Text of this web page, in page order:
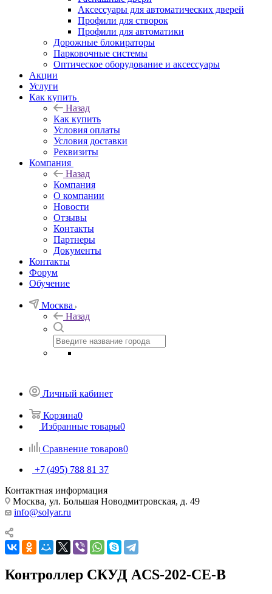
Аксессуары для автоматических дверей
Профили для створок
Профили для автоматики
Дорожные блокираторы
Парковочные системы
Оптическое оборудование и аксессуары
Акции
Услуги
Как купить
Назад
Как купить
Условия оплаты
Условия доставки
Реквизиты
Компания
Назад
Компания
О компании
Новости
Отзывы
Контакты
Партнеры
Документы
Контакты
Форум
Обучение
Москва
Назад
Личный кабинет
Корзина0
Избранные товары0
Сравнение товаров0
+7 (495) 788 81 37
Контактная информация
Москва, ул. Большая Новодмитровская, д. 49
info@solyar.ru
Контроллер СКУД ACS-202-CE-B